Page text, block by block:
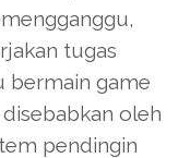
tugas
bermain game
oleh
pendingin